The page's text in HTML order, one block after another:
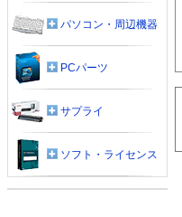
パソコン・周辺機器
PCパーツ
サプライ
ソフト・ライセンス